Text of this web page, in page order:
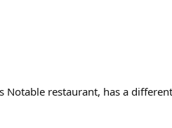
Notable restaurant, has a